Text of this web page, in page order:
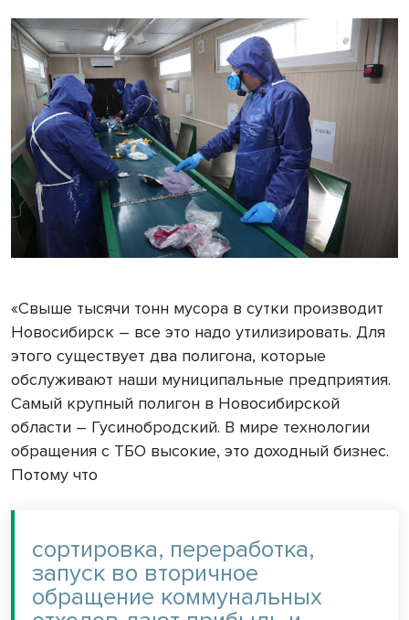
«Свыше тысячи тонн мусора в сутки производит
Новосибирск – все это надо утилизировать. Для
этого существует два полигона, которые
обслуживают наши муниципальные предприятия.
Самый крупный полигон в Новосибирской
области – Гусинобродский. В мире технологии
обращения с ТБО высокие, это доходный бизнес.
Потому что
сортировка, переработка,
запуск во вторичное
обращение коммунальных